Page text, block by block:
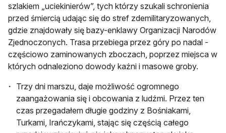
szlakiem „uciekinierów”, tych którzy szukali schronienia
przed śmiercią udając się do stref zdemilitaryzowanych,
gdzie znajdowały się bazy-enklawy Organizacji Narodów
Zjednoczonych. Trasa przebiega przez góry po nadal -
częściowo zaminowanych zboczach, poprzez miejsca w
których odnaleziono dowody kaźni i masowe groby.
Trzy dni marszu, daje możliwość ogromnego
zaangażowania się i obcowania z ludźmi. Przez ten
czas przegadałem długie godziny z Bośniakami,
Turkami, Irańczykami, stając się częścią całego